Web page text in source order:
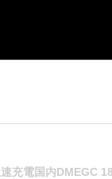
充電国内DMEGC